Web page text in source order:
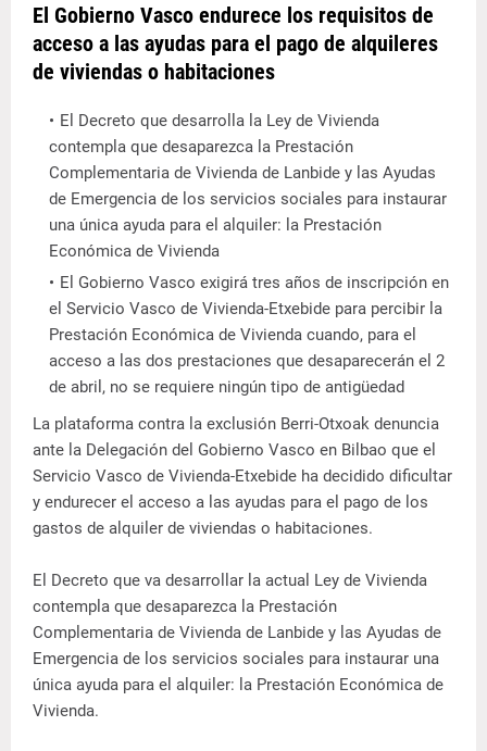
El Gobierno Vasco endurece los requisitos de
acceso a las ayudas para el pago de alquileres
de viviendas o habitaciones
El Decreto que desarrolla la Ley de Vivienda
contempla que desaparezca la Prestación
Complementaria de Vivienda de Lanbide y las Ayudas
de Emergencia de los servicios sociales para instaurar
una única ayuda para el alquiler: la Prestación
Económica de Vivienda
El Gobierno Vasco exigirá tres años de inscripción en
el Servicio Vasco de Vivienda-Etxebide para percibir la
Prestación Económica de Vivienda cuando, para el
acceso a las dos prestaciones que desaparecerán el 2
de abril, no se requiere ningún tipo de antigüedad
La plataforma contra la exclusión Berri-Otxoak denuncia
ante la Delegación del Gobierno Vasco en Bilbao que el
Servicio Vasco de Vivienda-Etxebide ha decidido dificultar
y endurecer el acceso a las ayudas para el pago de los
gastos de alquiler de viviendas o habitaciones.
El Decreto que va desarrollar la actual Ley de Vivienda
contempla que desaparezca la Prestación
Complementaria de Vivienda de Lanbide y las Ayudas de
Emergencia de los servicios sociales para instaurar una
única ayuda para el alquiler: la Prestación Económica de
Vivienda.